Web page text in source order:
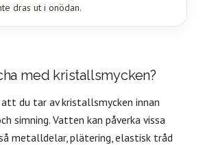
dras ut i onödan.
med kristallsmycken?
du tar av kristallsmycken innan
simning. Vatten kan påverka vissa
metalldelar, plätering, elastisk tråd